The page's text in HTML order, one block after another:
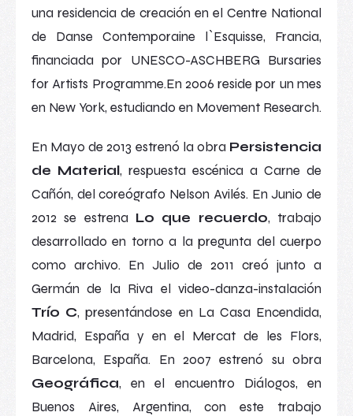
una residencia de creación en el Centre National
de Danse Contemporaine l`Esquisse, Francia,
financiada por UNESCO-ASCHBERG Bursaries
for Artists Programme.En 2006 reside por un mes
en New York, estudiando en Movement Research.
En Mayo de 2013 estrenó la obra Persistencia
de Material, respuesta escénica a Carne de
Cañón, del coreógrafo Nelson Avilés. En Junio de
2012 se estrena Lo que recuerdo, trabajo
desarrollado en torno a la pregunta del cuerpo
como archivo. En Julio de 2011 creó junto a
Germán de la Riva el video-danza-instalación
Trío C, presentándose en La Casa Encendida,
Madrid, España y en el Mercat de les Flors,
Barcelona, España. En 2007 estrenó su obra
Geográfica, en el encuentro Diálogos, en
Buenos Aires, Argentina, con este trabajo